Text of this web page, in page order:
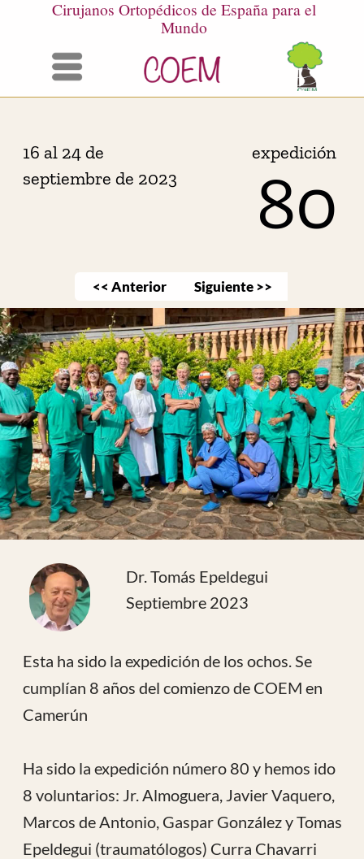
Cirujanos Ortopédicos de España para el
Mundo
Dr. Tomás Epeldegui
Septiembre 2023
Esta ha sido la expedición de los ochos. Se
cumplían 8 años del comienzo de COEM en
Camerún
8 voluntarios: Jr. Almoguera, Javier Vaquero,
Marcos de Antonio, Gaspar González y Tomas
Epeldegui (traumatólogos) Curra Chavarri
(anestesista) Olga Ortega (medico de familia)